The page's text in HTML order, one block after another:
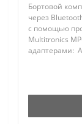
Бортовой
через
с помощью
Multitronics
адаптерами: